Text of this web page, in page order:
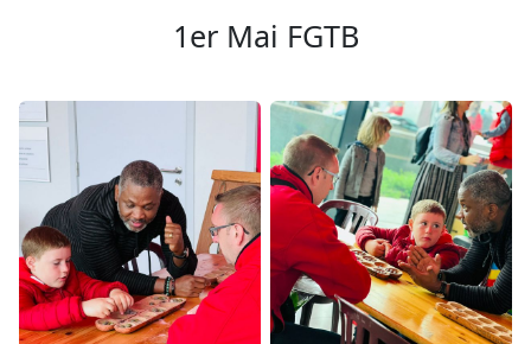
1er Mai FGTB